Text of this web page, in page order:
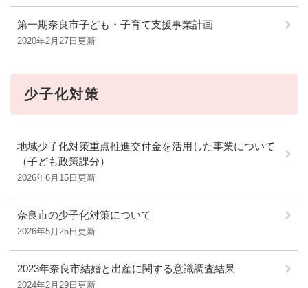
第一期奈良市子ども・子育て支援事業計画
2020年2月27日更新
少子化対策
地域少子化対策重点推進交付金を活用した事業について
（子ども政策課分）
2026年6月15日更新
奈良市の少子化対策について
2026年5月25日更新
2023年奈良市結婚と出産に関する意識調査結果
2024年2月29日更新